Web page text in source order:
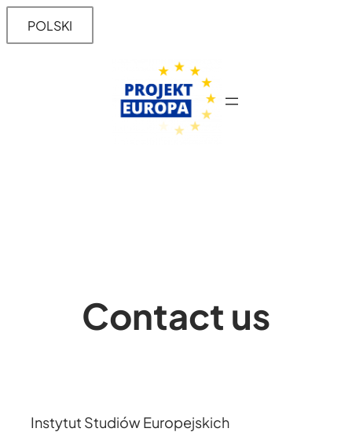
Skip
to
POLSKI
Contact us
Instytut Studiów Europejskich